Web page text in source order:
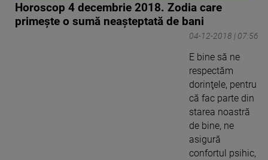
Horoscop 4 decembrie 2018. Zodia care
primește o sumă neașteptată de bani
04-12-2018 | 07:56
E bine să ne
respectăm
dorinţele, pentru
că fac parte din
starea noastră
de bine, ne
asigură
confortul psihic,